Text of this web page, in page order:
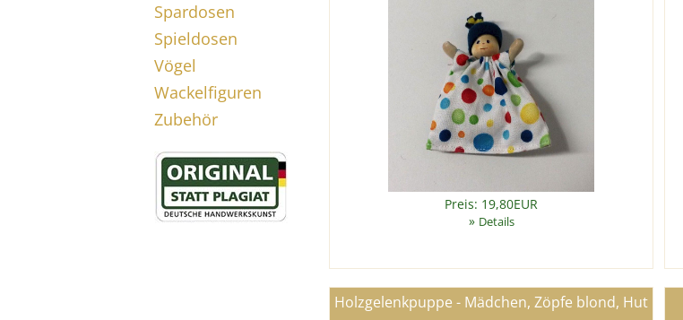
Spardosen
Spieldosen
Vögel
Wackelfiguren
Zubehör
Preis: 19,80EUR
» Details
Holzgelenkpuppe - Mädchen, Zöpfe blond, Hut